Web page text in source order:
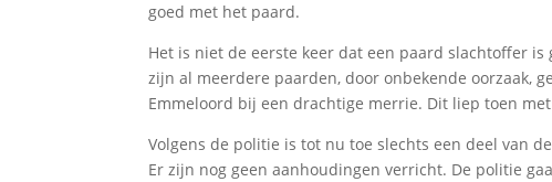
goed met het paard.
Het is niet de eerste keer dat een paard slachtoffer
zijn al meerdere paarden, door onbekende oorzaak,
Emmeloord bij een drachtige merrie. Dit liep toen
Volgens de politie is tot nu toe slechts een deel van
Er zijn nog geen aanhoudingen verricht. De politie